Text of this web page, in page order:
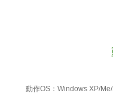
動作OS：Windows XP/